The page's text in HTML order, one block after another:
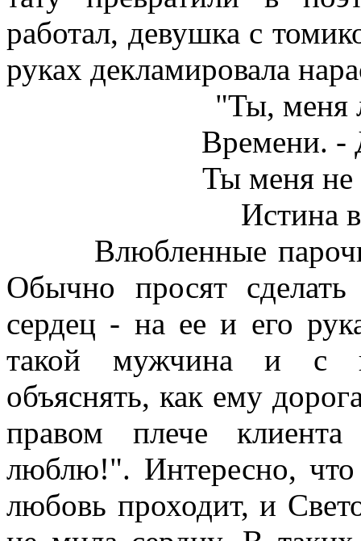
работал, девушка с
руках декламировала
"Ты, меня
Времени. -
Ты меня
Истина
Влюбленные парочки
Обычно просят
сердец - на ее и его
такой мужчина и с
объяснять, как ему
правом плече
люблю!". Интересно, что
любовь проходит, и